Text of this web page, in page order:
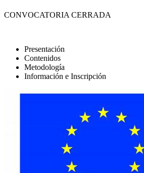
CONVOCATORIA CERRADA
Presentación
Contenidos
Metodología
Información e Inscripción